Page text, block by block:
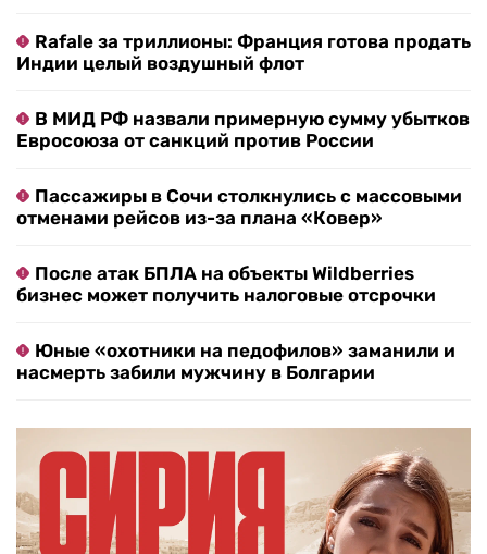
Rafale за триллионы: Франция готова продать
Индии целый воздушный флот
В МИД РФ назвали примерную сумму убытков
Евросоюза от санкций против России
Пассажиры в Сочи столкнулись с массовыми
отменами рейсов из-за плана «Ковер»
После атак БПЛА на объекты Wildberries
бизнес может получить налоговые отсрочки
Юные «охотники на педофилов» заманили и
насмерть забили мужчину в Болгарии